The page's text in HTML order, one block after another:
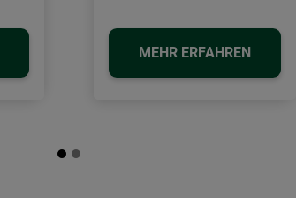
MEHR ERFAHREN